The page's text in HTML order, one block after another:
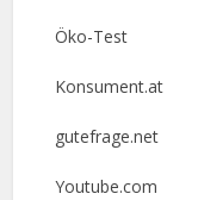
Öko-Test
Konsument.at
gutefrage.net
Youtube.com